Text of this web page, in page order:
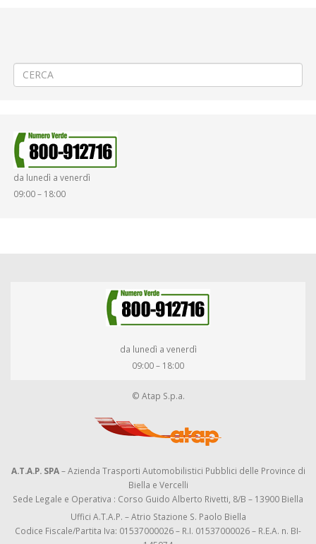
da lunedì a venerdì
09:00 – 18:00
da lunedì a venerdì
09:00 – 18:00
© Atap S.p.a.
A.T.A.P. SPA– Azienda Trasporti Automobilistici Pubblici delle Province di
Biella e Vercelli
Sede Legale e Operativa : Corso Guido Alberto Rivetti, 8/B – 13900 Biella
Uffici A.T.A.P. – Atrio Stazione S. Paolo Biella
Codice Fiscale/Partita Iva: 01537000026 – R.I. 01537000026 – R.E.A. n. BI-